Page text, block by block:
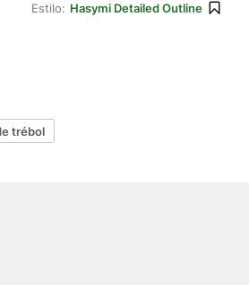
Estilo: Hasymi Detailed Outline
trébol